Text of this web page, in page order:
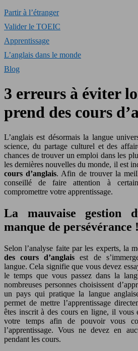
Partir à l’étranger
Valider le TOEIC
Apprentissage
L’anglais dans le monde
Blog
3 erreurs à éviter
prend des cours
L’anglais est désormais la langue
science, du partage culturel et des
chances de trouver un emploi dans les
les dernières nouvelles du monde, il est
cours d’anglais. Afin de trouver la
conseillé de faire attention à
compromettre votre apprentissage.
La mauvaise gestion
manque de persévérance !
Selon l’analyse faite par les experts, la
des cours d’anglais est de
langue. Cela signifie que vous devez
le temps que vous passez dans la
nombreuses personnes choisissent
un pays qui pratique la langue
permet de mettre l’apprentissage
êtes inscrit à des cours en ligne, il vous
votre temps afin de pouvoir vous
l’apprentissage. Vous ne devez en
pendant les cours.